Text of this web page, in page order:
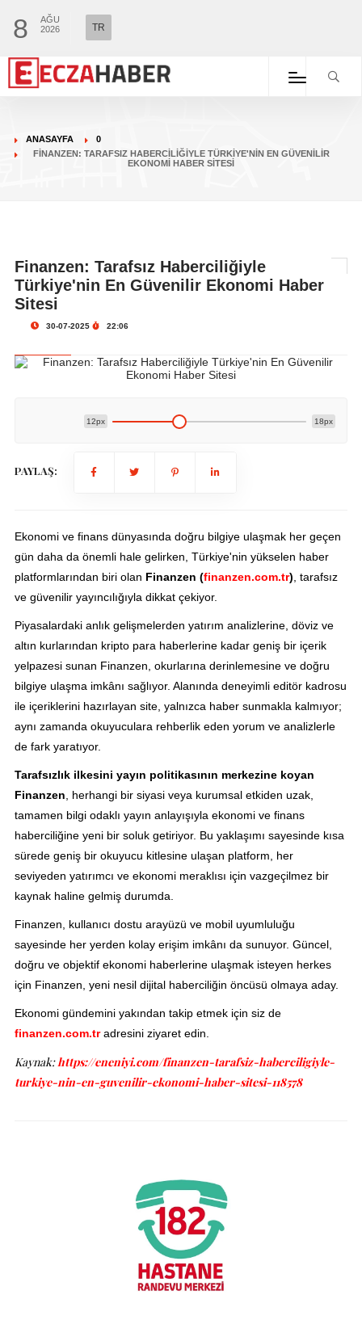
8
AĞU
2026
TR
ANASAYFA
0
FINANZEN: TARAFSIZ HABERCILIĞIYLE TÜRKIYE'NIN EN GÜVENILIR
EKONOMI HABER SITESI
Finanzen: Tarafsız Haberciliğiyle
Türkiye'nin En Güvenilir Ekonomi Haber
Sitesi
30-07-2025 22:06
12px 18px
PAYLAŞ:
Ekonomi ve finans dünyasında doğru bilgiye ulaşmak her geçen
gün daha da önemli hale gelirken, Türkiye'nin yükselen haber
platformlarından biri olan Finanzen (finanzen.com.tr) , tarafsız
ve güvenilir yayıncılığıyla dikkat çekiyor.
Piyasalardaki anlık gelişmelerden yatırım analizlerine, döviz ve
altın kurlarından kripto para haberlerine kadar geniş bir içerik
yelpazesi sunan Finanzen, okurlarına derinlemesine ve doğru
bilgiye ulaşma imkânı sağlıyor. Alanında deneyimli editör kadrosu
ile içeriklerini hazırlayan site, yalnızca haber sunmakla kalmıyor;
aynı zamanda okuyuculara rehberlik eden yorum ve analizlerle
de fark yaratıyor.
Tarafsızlık ilkesini yayın politikasının merkezine koyan
Finanzen , herhangi bir siyasi veya kurumsal etkiden uzak,
tamamen bilgi odaklı yayın anlayışıyla ekonomi ve finans
haberciliğine yeni bir soluk getiriyor. Bu yaklaşımı sayesinde kısa
sürede geniş bir okuyucu kitlesine ulaşan platform, her
seviyeden yatırımcı ve ekonomi meraklısı için vazgeçilmez bir
kaynak haline gelmiş durumda.
Finanzen, kullanıcı dostu arayüzü ve mobil uyumluluğu
sayesinde her yerden kolay erişim imkânı da sunuyor. Güncel,
doğru ve objektif ekonomi haberlerine ulaşmak isteyen herkes
için Finanzen, yeni nesil dijital haberciliğin öncüsü olmaya aday.
Ekonomi gündemini yakından takip etmek için siz de
finanzen.com.tradresini ziyaret edin.
Kaynak:https://eneniyi.com/finanzen-tarafsiz-haberciligiyle-
turkiye-nin-en-guvenilir-ekonomi-haber-sitesi-118578